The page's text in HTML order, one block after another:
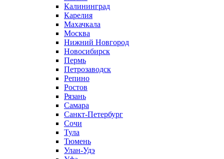
Калининград
Карелия
Махачкала
Москва
Нижний Новгород
Новосибирск
Пермь
Петрозаводск
Репино
Ростов
Рязань
Самара
Санкт-Петербург
Сочи
Тула
Тюмень
Улан-Удэ